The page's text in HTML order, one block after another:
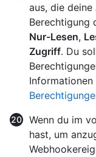
aus, die
Berechtigung
Nur-Lesen,
Zugriff. Du
Wenn du im
hast, um